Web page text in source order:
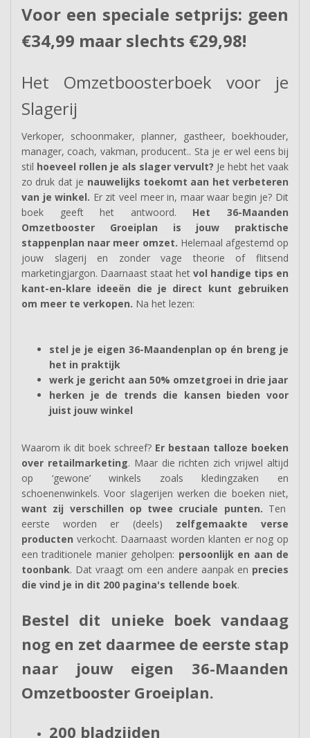
Voor een speciale setprijs: geen
€34,99 maar slechts €29,98!
Het Omzetboosterboek voor je
Slagerij
Verkoper, schoonmaker, planner, gastheer, boekhouder,
manager, coach, vakman, producent.. Sta je er wel eens bij
stil hoeveel rollen je als slager vervult? Je hebt het vaak
zo druk dat je nauwelijks toekomt aan het verbeteren
van je winkel. Er zit veel meer in, maar waar begin je? Dit
boek geeft het antwoord. Het 36-Maanden
Omzetbooster Groeiplan is jouw praktische
stappenplan naar meer omzet. Helemaal afgestemd op
jouw slagerij en zonder vage theorie of flitsend
marketingjargon. Daarnaast staat het vol handige tips en
kant-en-klare ideeën die je direct kunt gebruiken
om meer te verkopen. Na het lezen:
stel je je eigen 36-Maandenplan op én breng je
het in praktijk
werk je gericht aan 50% omzetgroei in drie jaar
herken je de trends die kansen bieden voor
juist jouw winkel
Waarom ik dit boek schreef? Er bestaan talloze boeken
over retailmarketing. Maar die richten zich vrijwel altijd
op ‘gewone’ winkels zoals kledingzaken en
schoenenwinkels. Voor slagerijen werken die boeken niet,
want zij verschillen op twee cruciale punten. Ten
eerste worden er (deels) zelfgemaakte verse
producten verkocht. Daarnaast worden klanten er nog op
een traditionele manier geholpen: persoonlijk en aan de
toonbank. Dat vraagt om een andere aanpak en precies
die vind je in dit 200 pagina's tellende boek.
Bestel dit unieke boek vandaag
nog en zet daarmee de eerste stap
naar jouw eigen 36-Maanden
Omzetbooster Groeiplan.
200 bladzijden